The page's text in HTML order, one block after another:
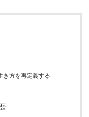
き方を再定義する